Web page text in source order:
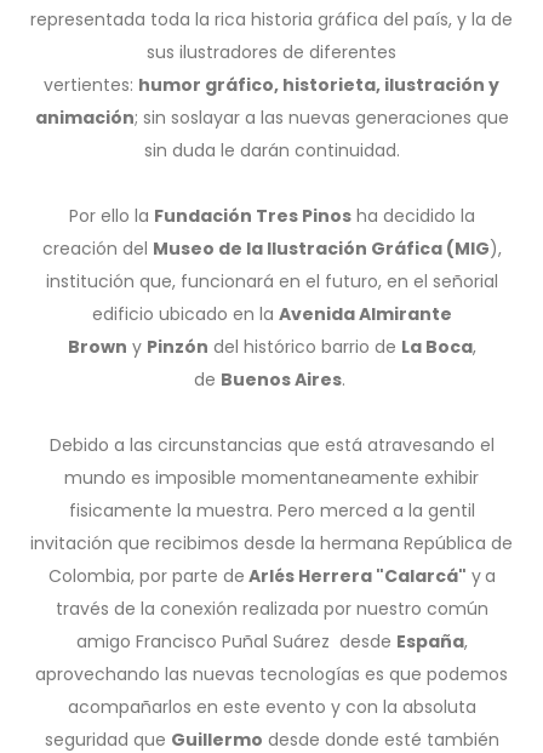
representada toda la rica historia gráfica del país, y la de
sus ilustradores de diferentes
vertientes: humor gráfico, historieta, ilustración y
animación; sin soslayar a las nuevas generaciones que
sin duda le darán continuidad.
Por ello la Fundación Tres Pinosha decidido la
creación del Museo de la Ilustración Gráfica (MIG),
institución que, funcionará en el futuro, en el señorial
edificio ubicado en la Avenida Almirante
Brown y Pinzón del histórico barrio de La Boca,
de Buenos Aires.
Debido a las circunstancias que está atravesando el
mundo es imposible momentaneamente exhibir
fisicamente la muestra. Pero merced a la gentil
invitación que recibimos desde la hermana República de
Colombia, por parte de Arlés Herrera "Calarcá" ya
través de la conexión realizada por nuestro común
amigo Francisco Puñal Suárez desde España,
aprovechando las nuevas tecnologías es que podemos
acompañarlos en este evento y con la absoluta
seguridad que Guillermo desde donde esté también